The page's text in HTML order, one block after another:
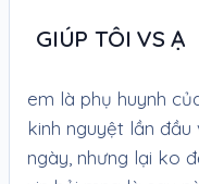
GIÚP TÔI VS Ạ
em là phụ huynh
kinh nguyệt lần
ngày, nhưng lại ko